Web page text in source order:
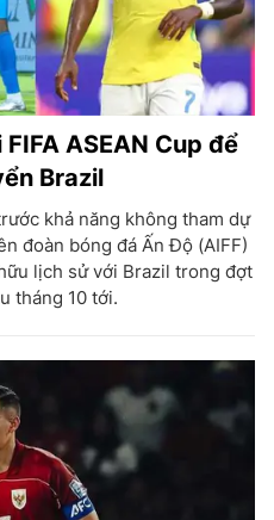
ASEAN Cup để
Brazil
khả năng không tham dự
đoàn bóng đá Ấn Độ (AIFF)
lịch sử với Brazil trong đợt
tháng 10 tới.